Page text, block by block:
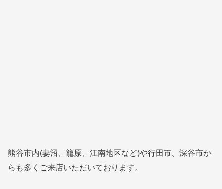
熊谷市内(妻沼、籠原、江南地区など)や行田市、深谷市か
らも多くご来店いただいております。